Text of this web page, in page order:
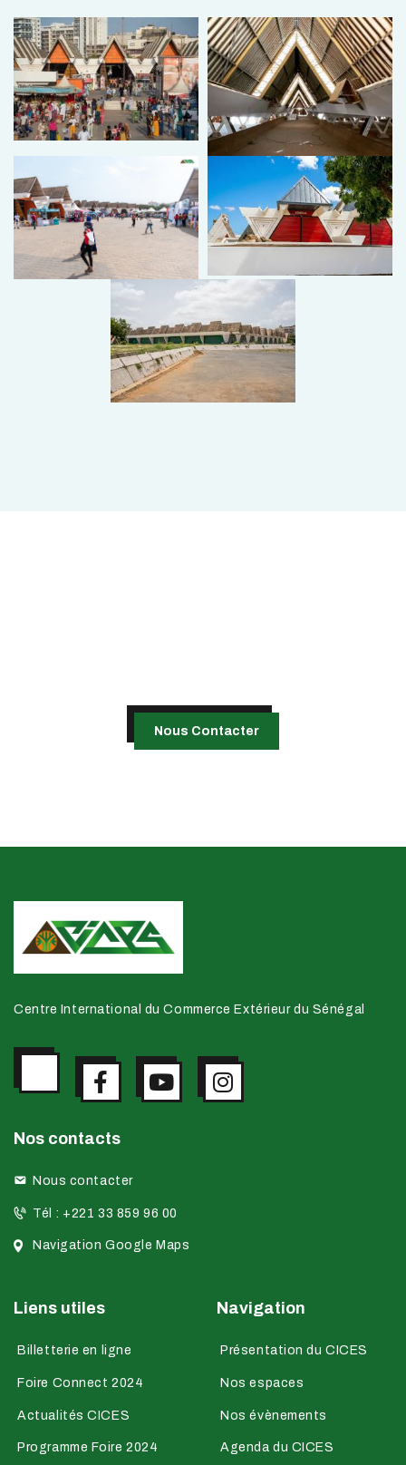
Nous Contacter
Centre International du Commerce Extérieur du Sénégal
Nos contacts
Nous contacter
Tél : +221 33 859 96 00
Navigation Google Maps
Liens utiles
Billetterie en ligne
Foire Connect 2024
Actualités CICES
Programme Foire 2024
Navigation
Présentation du CICES
Nos espaces
Nos évènements
Agenda du CICES